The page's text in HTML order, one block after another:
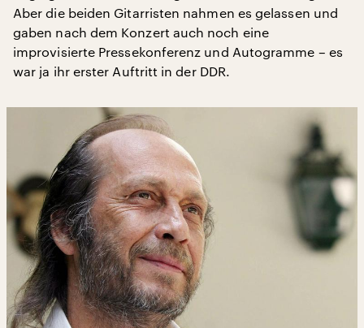
Aber die beiden Gitarristen nahmen es gelassen und
gaben nach dem Konzert auch noch eine
improvisierte Pressekonferenz und Autogramme – es
war ja ihr erster Auftritt in der DDR.